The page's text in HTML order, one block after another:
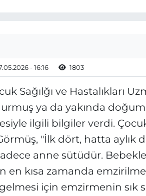
- 16:16 1803
Sağılğı ve Hastalıkları
ya da yakında
ilgili bilgiler verdi. Çocuk
"İlk dört, hatta aylık
anne sütüdür.
kısa zamanda
için emzirmenin sık